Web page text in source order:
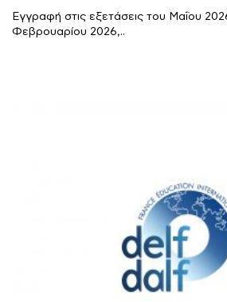
Εγγραφή στις εξετάσεις του Μαΐου
Φεβρουαρίου 2026,..